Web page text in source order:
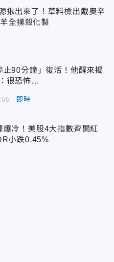
揪出來了！草料檢出戴奧辛
全撲殺化製
止90分鐘」復活！他醒來揭
很恐怖…
即時
爆冷！美股4大指數齊開紅
小跌0.45%